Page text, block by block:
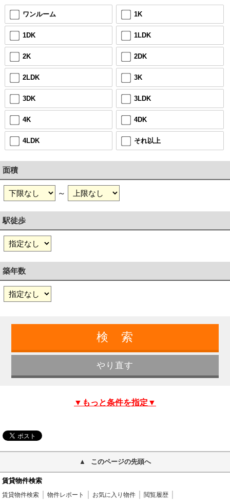
ワンルーム 1K
1DK 1LDK
2K 2DK
2LDK 3K
3DK 3LDK
4K 4DK
4LDK それ以上
面積
～
駅徒歩
築年数
▼もっと条件を指定▼
このページの先頭へ
賃貸物件検索
賃貸物件検索 物件レポート お気に入り物件
閲覧履歴